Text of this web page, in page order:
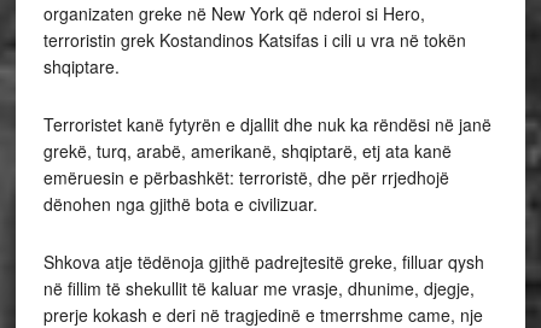
organizaten greke në New York që nderoi si Hero,
terroristin grek Kostandinos Katsifas i cili u vra në tokën
shqiptare.
Terroristet kanë fytyrën e djallit dhe nuk ka rëndësi në janë
grekë, turq, arabë, amerikanë, shqiptarë, etj ata kanë
emëruesin e përbashkët: terroristë, dhe për rrjedhojë
dënohen nga gjithë bota e civilizuar.
Shkova atje tëdënoja gjithë padrejtesitë greke, filluar qysh
në fillim të shekullit të kaluar me vrasje, dhunime, djegje,
prerje kokash e deri në tragjedinë e tmerrshme came, nje